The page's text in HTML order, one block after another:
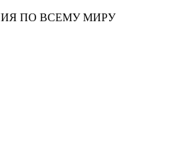
ПО ВСЕМУ МИРУ